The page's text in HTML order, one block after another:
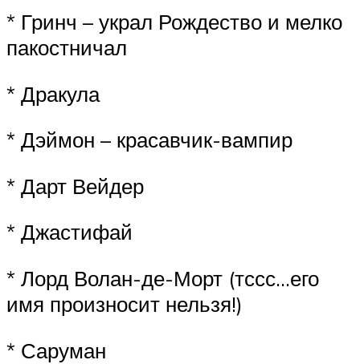
* Гринч – украл Рождество и мелко
пакостничал
* Дракула
* Дэймон – красавчик-вампир
* Дарт Вейдер
* Джастифай
* Лорд Волан-де-Морт (тссс…его
имя произносит нельзя!)
* Саруман